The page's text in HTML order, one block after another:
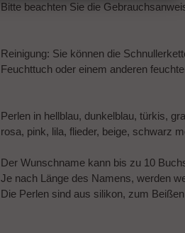
Bitte beachten Sie die
Reinigung: Sie können die
Feuchttuch oder einem anderen
Perlen in hellblau, dunkelblau, türkis,
rosa, pink, lila, flieder, beige, schwarz
Der Wunschname kann bis zu 10
Je nach Länge des Namens, werden
Die Perlen sind aus silikon, zum